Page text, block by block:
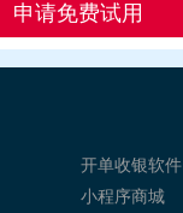
开单收银软件
小程序商城